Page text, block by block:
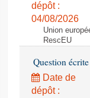
Questions
Comptes rendus
dépôt :
04/08/2026
Union
RescEU
Question
Date de
dépôt :